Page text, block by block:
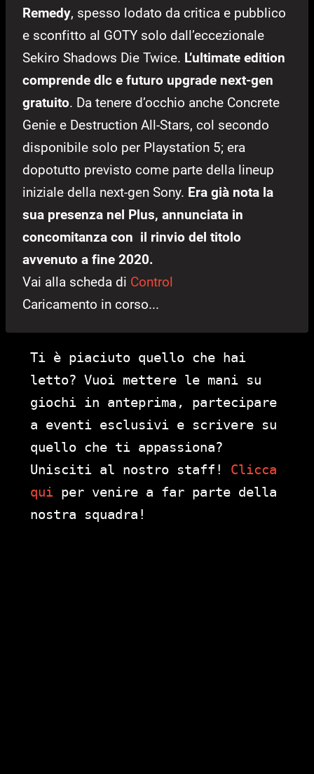
Remedy, spesso lodato da critica e pubblico
e sconfitto al GOTY solo dall’eccezionale
Sekiro Shadows Die Twice. L’ultimate edition
comprende dlc e futuro upgrade next-gen
gratuito. Da tenere d’occhio anche Concrete
Genie e Destruction All-Stars, col secondo
disponibile solo per Playstation 5; era
dopotutto previsto come parte della lineup
iniziale della next-gen Sony. Era già nota la
sua presenza nel Plus, annunciata in
concomitanza con il rinvio del titolo
avvenuto a fine 2020.
Vai alla scheda di Control
Caricamento in corso...
Ti è piaciuto quello che hai
letto? Vuoi mettere le mani su
giochi in anteprima, partecipare
a eventi esclusivi e scrivere su
quello che ti appassiona?
Unisciti al nostro staff! Clicca
qui per venire a far parte della
nostra squadra!